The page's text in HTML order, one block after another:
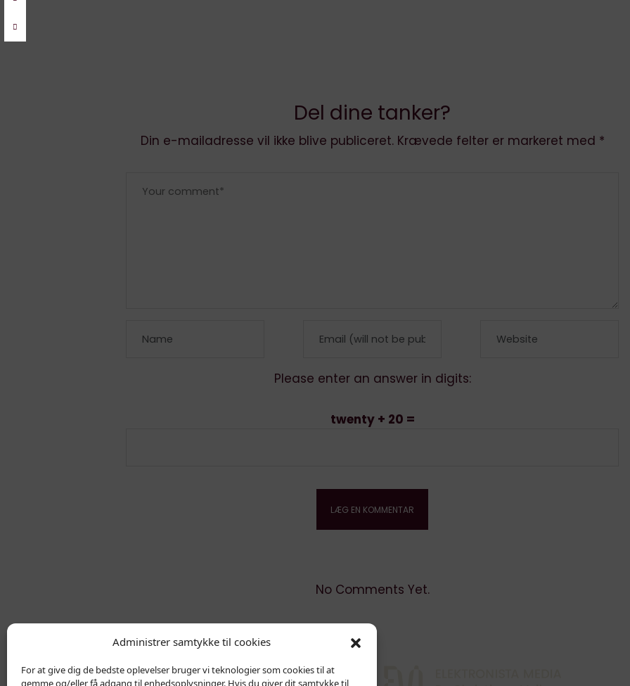
Administrer samtykke til cookies
For at give dig de bedste oplevelser bruger vi teknologier som cookies til at
gemme og/eller få adgang til enhedsoplysninger. Hvis du giver dit samtykke til
Del dine tanker?
Din e-mailadresse vil ikke blive publiceret. Krævede felter er markeret med *
Please enter an answer in digits:
twenty + 20 =
No Comments Yet.
Kontakt Privatlivs Politik